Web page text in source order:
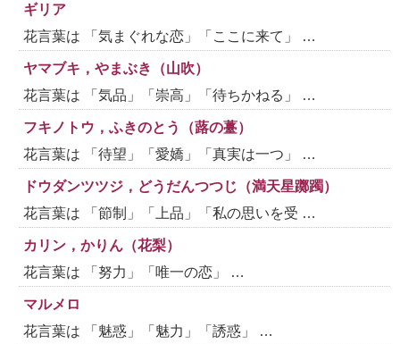
ギリア
花言葉は 「気まぐれな恋」「ここに来て」 …
ヤマブキ，やまぶき（山吹）
花言葉は 「気品」「崇高」「待ちかねる」 …
フキノトウ，ふきのとう（蕗の薹）
花言葉は 「待望」「愛嬌」「真実は一つ」 …
ドウダンツツジ，どうだんつつじ（満天星躑躅）
花言葉は 「節制」「上品」「私の思いを受 …
カリン，かりん（花梨）
花言葉は 「努力」「唯一の恋」 …
マルメロ
花言葉は 「魅惑」「魅力」「誘惑」 …